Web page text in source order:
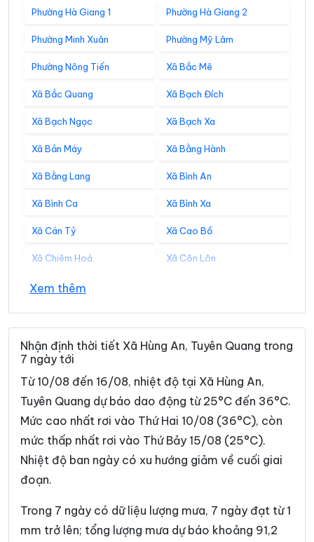
Phường Hà Giang 1 Phường Hà Giang 2
Phường Minh Xuân Phường Mỹ Lâm
Phường Nông Tiến Xã Bắc Mê
Xã Bắc Quang Xã Bạch Đích
Xã Bạch Ngọc Xã Bạch Xa
Xã Bản Máy Xã Bằng Hành
Xã Bằng Lang Xã Bình An
Xã Bình Ca Xã Bình Xa
Xã Cán Tỷ Xã Cao Bồ
Xã Chiêm Hoá Xã Côn Lôn
Xã Đồng Tâm
Xã Đồng Văn Xã Đồng Yên
Xã Du Già Xã Đường Hồng
Xã Đường Thượng
Xã Hàm Yên Xã Hồ Thầu
Xã Hòa An Xã Hoàng Su Phì
Xã Hồng Sơn Xã Hồng Thái
Xã Hùng Đức
Xã Khâu Vai Xã Khuôn Lùng
Xã Kiên Đài Xã Kiến Thiết
Xem thêm
Nhận định thời tiết Xã Hùng An, Tuyên Quang trong
7 ngày tới
Từ 10/08 đến 16/08, nhiệt độ tại Xã Hùng An,
Tuyên Quang dự báo dao động từ 25°C đến 36°C.
Mức cao nhất rơi vào Thứ Hai 10/08 (36°C), còn
mức thấp nhất rơi vào Thứ Bảy 15/08 (25°C).
Nhiệt độ ban ngày có xu hướng giảm về cuối giai
đoạn.
Trong 7 ngày có dữ liệu lượng mưa, 7 ngày đạt từ 1
mm trở lên; tổng lượng mưa dự báo khoảng 91,2